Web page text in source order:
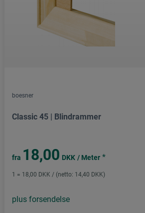
boesner
Classic 45 | Blindrammer
fra 18,00 DKK / Meter *
1 = 18,00 DKK / (netto: 14,40 DKK)
plus forsendelse